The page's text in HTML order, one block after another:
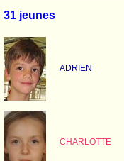
31 jeunes
ADRIEN
CHARLOTTE